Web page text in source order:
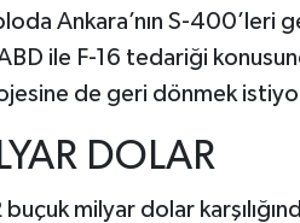
Ankara’nın S-400’leri
ile F-16 tedariği
de geri dönmek
DOLAR
buçuk milyar dolar